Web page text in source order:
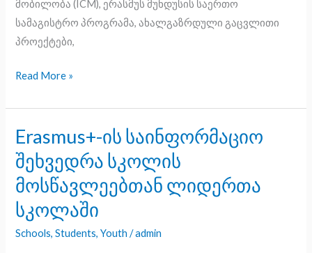
მობილობა (ICM), ერასმუს მუნდუსის საერთო
სამაგისტრო პროგრამა, ახალგაზრდული გაცვლითი
პროექტები,
Read More »
Erasmus+-ის საინფორმაციო
შეხვედრა სკოლის
მოსწავლეებთან ლიდერთა
სკოლაში
Schools,Students,Youth /admin
Erasmus+-
ის
საინფორმაციო
შეხვედრა
სკოლის
მოსწავლეებთან